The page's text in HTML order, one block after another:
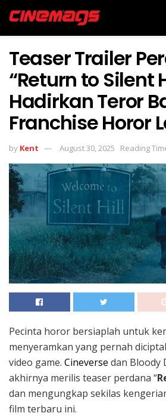
Teaser Trailer
“Return to Silent
Hadirkan Teror
Franchise Horor
by Kent August 30, 2025 Reading
Pecinta horor bersiaplah untuk
menyeramkan yang pernah
video game. Cineverse dan Bloody
akhirnya merilis teaser perdana “
dan mengungkap sekilas
film terbaru ini.